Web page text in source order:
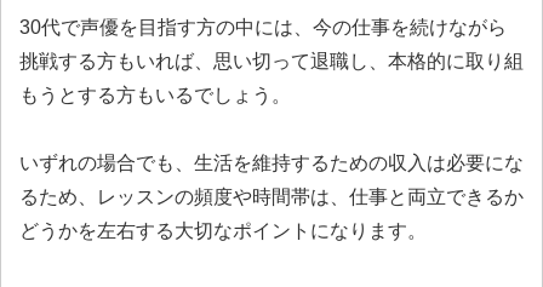
30代で声優を目指す方の中には、今の仕事を続けながら
挑戦する方もいれば、思い切って退職し、本格的に取り組
もうとする方もいるでしょう。
いずれの場合でも、生活を維持するための収入は必要にな
るため、レッスンの頻度や時間帯は、仕事と両立できるか
どうかを左右する大切なポイントになります。